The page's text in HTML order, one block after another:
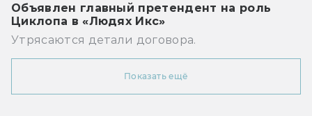
Объявлен главный претендент на роль
Циклопа в «Людях Икс»
Утрясаются детали договора.
Показать ещё